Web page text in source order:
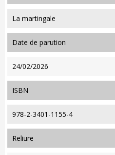
La martingale
date de parution
24/02/2026
ISBN
978-2-3401-1155-4
reliure